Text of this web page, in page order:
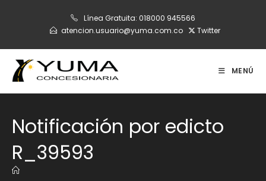
Línea Gratuita: 018000 945566
atencion.usuario@yuma.com.co
Twitter
MENÚ
Notificación por edicto
R_39593